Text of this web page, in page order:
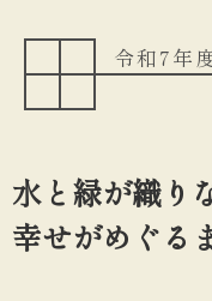
令和7年
水と緑が織り
幸せがめぐる